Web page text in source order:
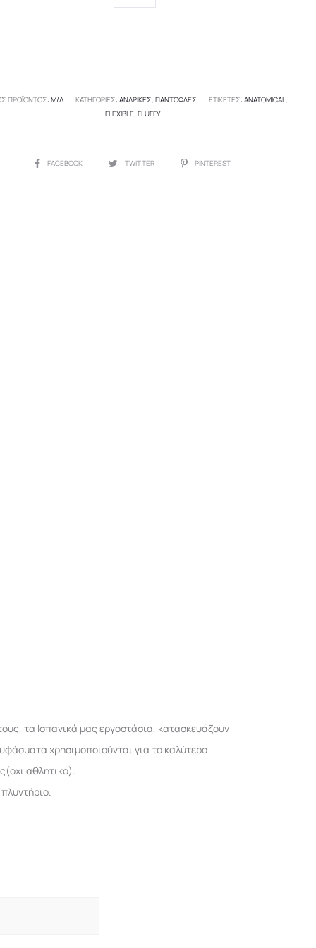
ΠΡΟΪΌΝΤΟΣ: Μ/Δ ΚΑΤΗΓΟΡΊΕΣ: ΑΝΔΡΙΚΈΣ ΠΑΝΤΌΦΛΕΣ ΕΤΙΚΈΤΕΣ: ANATOMICAL
FLEXIBLE FLUFFY
SHAREFACEBOOK TWITTER PINTEREST
τα Ισπανικά μας εργοστάσια, κατασκευάζουν
χρησιμοποιούνται για το καλύτερο
αθλητικό).